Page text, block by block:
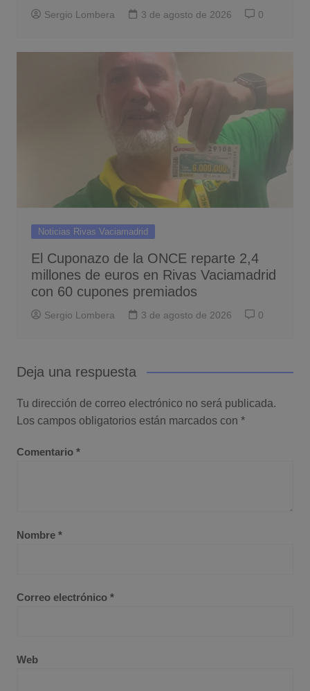
Sergio Lombera 3 de agosto de 2026 0
Noticias Rivas Vaciamadrid
El Cuponazo de la ONCE reparte 2,4
millones de euros en Rivas Vaciamadrid
con 60 cupones premiados
Sergio Lombera 3 de agosto de 2026 0
Deja una respuesta
Tu dirección de correo electrónico no será publicada.
Los campos obligatorios están marcados con *
Comentario *
Nombre *
Correo electrónico *
Web